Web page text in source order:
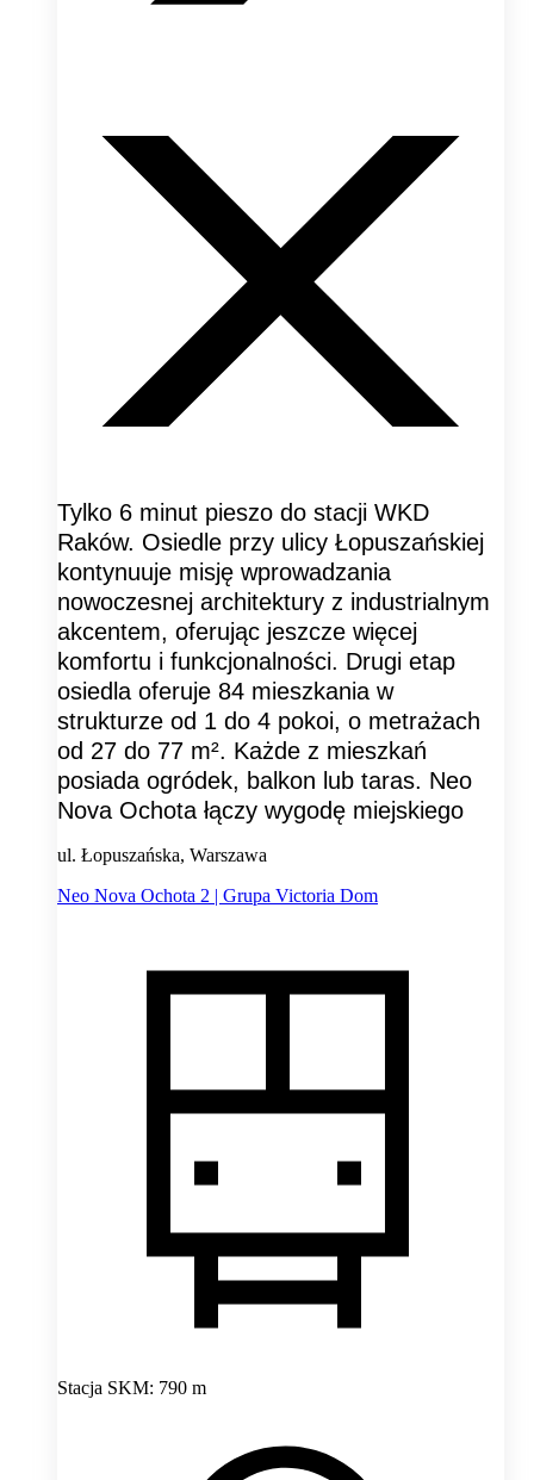
Tylko 6 minut pieszo do stacji WKD
Raków. Osiedle przy ulicy Łopuszańskiej
kontynuuje misję wprowadzania
nowoczesnej architektury z industrialnym
akcentem, oferując jeszcze więcej
komfortu i funkcjonalności. Drugi etap
osiedla oferuje 84 mieszkania w
strukturze od 1 do 4 pokoi, o metrażach
od 27 do 77 m². Każde z mieszkań
posiada ogródek, balkon lub taras. Neo
Nova Ochota łączy wygodę miejskiego
ul. Łopuszańska, Warszawa
Neo Nova Ochota 2 | Grupa Victoria Dom
Stacja SKM: 790 m